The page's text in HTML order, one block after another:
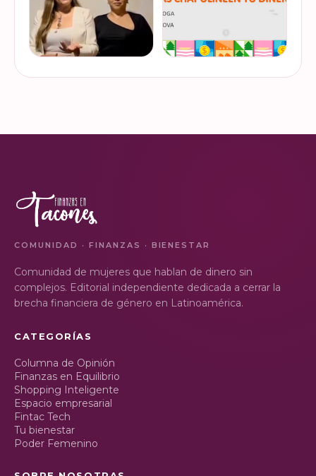
de la Semana Nacional de
que los hackers
COMUNIDAD · FINANZAS · BIENESTAR
Comunidad de mujeres que hablan de dinero sin
complejos. Editorial independiente dedicada a cerrar la
brecha financiera de género en Latinoamérica.
CATEGORÍAS
Columna de Opinión
Finanzas en Equilibrio
Shopping Inteligente
Espacio empresarial
Fintac Tech
Tu bienestar
Poder Femenino